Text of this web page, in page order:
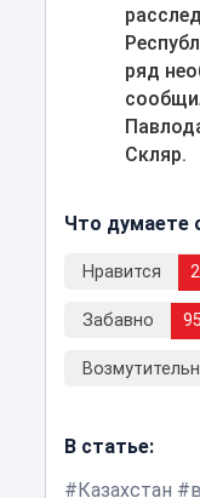
ряд
Скляр.
Что думаете
Нравится 2
Забавно
В статье:
Казахстан